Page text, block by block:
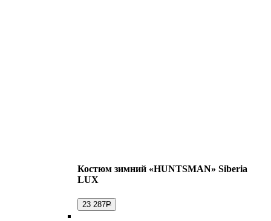
Костюм зимний «HUNTSMAN» Siberia
LUX
23 287Р